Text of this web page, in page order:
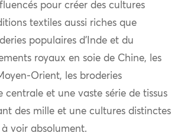
pour créer des cultures
textiles aussi riches que
populaires d’Inde et du
royaux en soie de Chine, les
Orient, les broderies
centrale et une vaste série de tissus
des mille et une cultures distinctes
à voir absolument.